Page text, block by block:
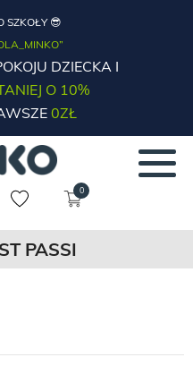
SZKOŁY 😎
DZIECKA I
O 10%
0ZŁ
0
PASSI